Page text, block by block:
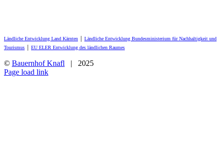
Ländliche Entwicklung Land Kärnten
Ländliche Entwicklung Bundesministerium für Nachhaltigkeit und
Tourismus
EU ELER Entwicklung des ländlichen Raumes
© Bauernhof Knafl | 2025
Facebook
Page load link